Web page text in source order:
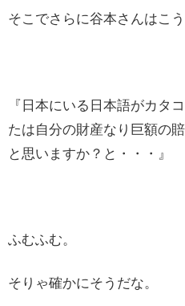
そこでさらに谷本さんはこ
『日本にいる日本語がカタ
たは自分の財産なり巨額の
と思いますか？と・・・』
ふむふむ。
そりゃ確かにそうだな。